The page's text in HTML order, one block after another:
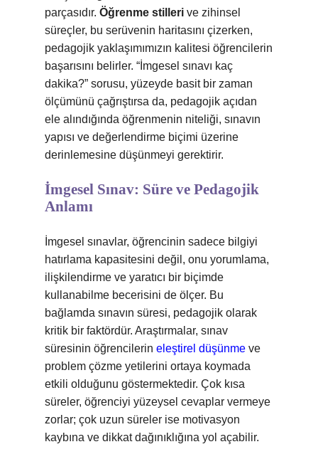
parçasıdır. Öğrenme stilleri ve zihinsel
süreçler, bu serüvenin haritasını çizerken,
pedagojik yaklaşımımızın kalitesi öğrencilerin
başarısını belirler. “İmgesel sınavı kaç
dakika?” sorusu, yüzeyde basit bir zaman
ölçümünü çağrıştırsa da, pedagojik açıdan
ele alındığında öğrenmenin niteliği, sınavın
yapısı ve değerlendirme biçimi üzerine
derinlemesine düşünmeyi gerektirir.
İmgesel Sınav: Süre ve Pedagojik
Anlamı
İmgesel sınavlar, öğrencinin sadece bilgiyi
hatırlama kapasitesini değil, onu yorumlama,
ilişkilendirme ve yaratıcı bir biçimde
kullanabilme becerisini de ölçer. Bu
bağlamda sınavın süresi, pedagojik olarak
kritik bir faktördür. Araştırmalar, sınav
süresinin öğrencilerin eleştirel düşünme ve
problem çözme yetilerini ortaya koymada
etkili olduğunu göstermektedir. Çok kısa
süreler, öğrenciyi yüzeysel cevaplar vermeye
zorlar; çok uzun süreler ise motivasyon
kaybına ve dikkat dağınıklığına yol açabilir.